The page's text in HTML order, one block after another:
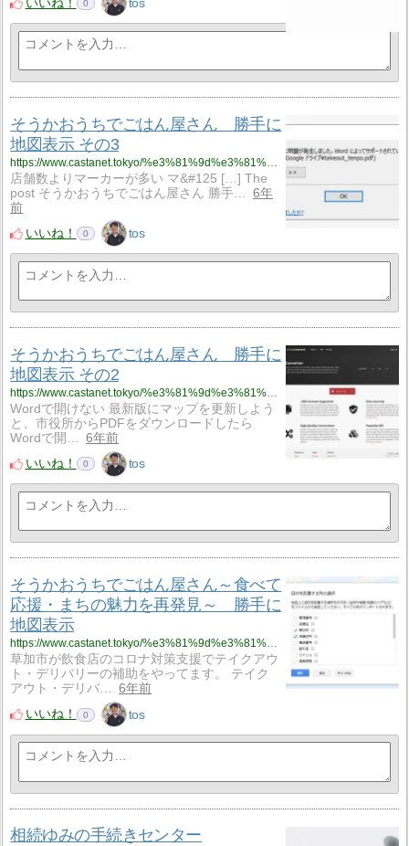
いいね！ 0 tos
そうかおうちでごはん屋さん 勝手に
地図表示 その3
店舗数よりマーカーが多い マ&#125 […] The
post そうかおうちでごはん屋さん 勝手…
6年
前
いいね！
0 tos
そうかおうちでごはん屋さん 勝手に
地図表示 その2
https://www.castanet.tokyo/%e3%81%9d%e3%81%86%e3%81%8b%e3%81%8a%e3%81%86%e3%81%a1%e3%81%a7%e3%81%94%e3%81%af%e3%82%93%e5%b1%8b%e3%81%95%e3%82%93%e3%80%80%e5%8b%9d%e6%89%8b%e3%81%ab%e5%9c%b0%e5%9b%b3%e8%a1%a8%e7%a4%ba-%e3%81%9d/
Wordで開けない 最新版にマップを更新しよう
と、市役所からPDFをダウンロードしたら
Wordで開…
6年前
いいね！
0 tos
そうかおうちでごはん屋さん～食べて
応援・まちの魅力を再発見～ 勝手に
地図表示
https://www.castanet.tokyo/%e3%81%9d%e3%81%86%e3%81%8b%e3%81%8a%e3%81%86%e3%81%a1%e3%81%a7%e3%81%94%e3%81%af%e3%82%93%e5%b1%8b%e3%81%95%e3%82%93%ef%bd%9e%e9%a3%9f%e3%81%b9%e3%81%a6%e5%bf%9c%e6%8f%b4%e3%83%bb%e3%81%be%e3%81%a1/
草加市が飲食店のコロナ対策支援でテイクアウ
ト・デリバリーの補助をやってます。 テイク
アウト・デリバ…
6年前
いいね！
0 tos
相続ゆみの手続きセンター